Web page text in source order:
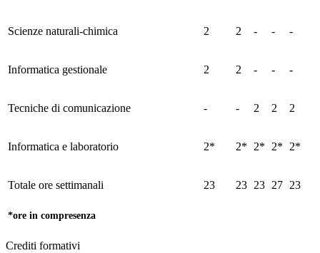
Scienze naturali-chimica 2 2 - - -
Informatica gestionale 2 2 - - -
Tecniche di comunicazione - - 2 2 2
Informatica e laboratorio 2* 2* 2* 2* 2*
Totale ore settimanali 23 23 23 27 23
*ore in compresenza
Crediti formativi